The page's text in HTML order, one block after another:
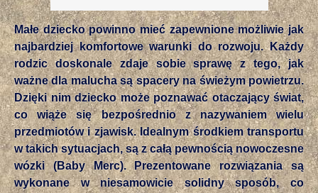
Małe dziecko powinno mieć zapewnione możliwie jak
najbardziej komfortowe warunki do rozwoju. Każdy
rodzic doskonale zdaje sobie sprawę z tego, jak
ważne dla malucha są spacery na świeżym powietrzu.
Dzięki nim dziecko może poznawać otaczający świat,
co wiąże się bezpośrednio z nazywaniem wielu
przedmiotów i zjawisk. Idealnym środkiem transportu
w takich sytuacjach, są z całą pewnością nowoczesne
wózki (Baby Merc). Prezentowane rozwiązania są
wykonane w niesamowicie solidny sposób, co